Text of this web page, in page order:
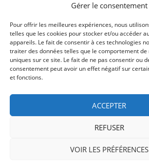
Gérer le consentement
Pour offrir les meilleures expériences, nous
telles que les cookies pour stocker et/ou accéder
appareils. Le fait de consentir à ces technologies
traiter des données telles que le comportement de
uniques sur ce site. Le fait de ne pas consentir ou
consentement peut avoir un effet négatif sur
et fonctions.
ACCEPTER
REFUSER
VOIR LES PRÉFÉRENCES
2 Cours de l'Yser 33800
Bordeaux
Lun-Samedi: 10:00 -
Non Stop
/ /